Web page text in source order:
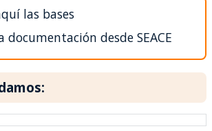
las bases
documentación desde SEACE